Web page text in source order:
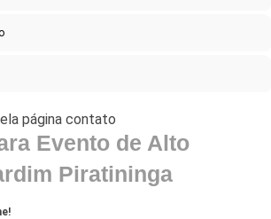
Evento de Alto
Piratininga